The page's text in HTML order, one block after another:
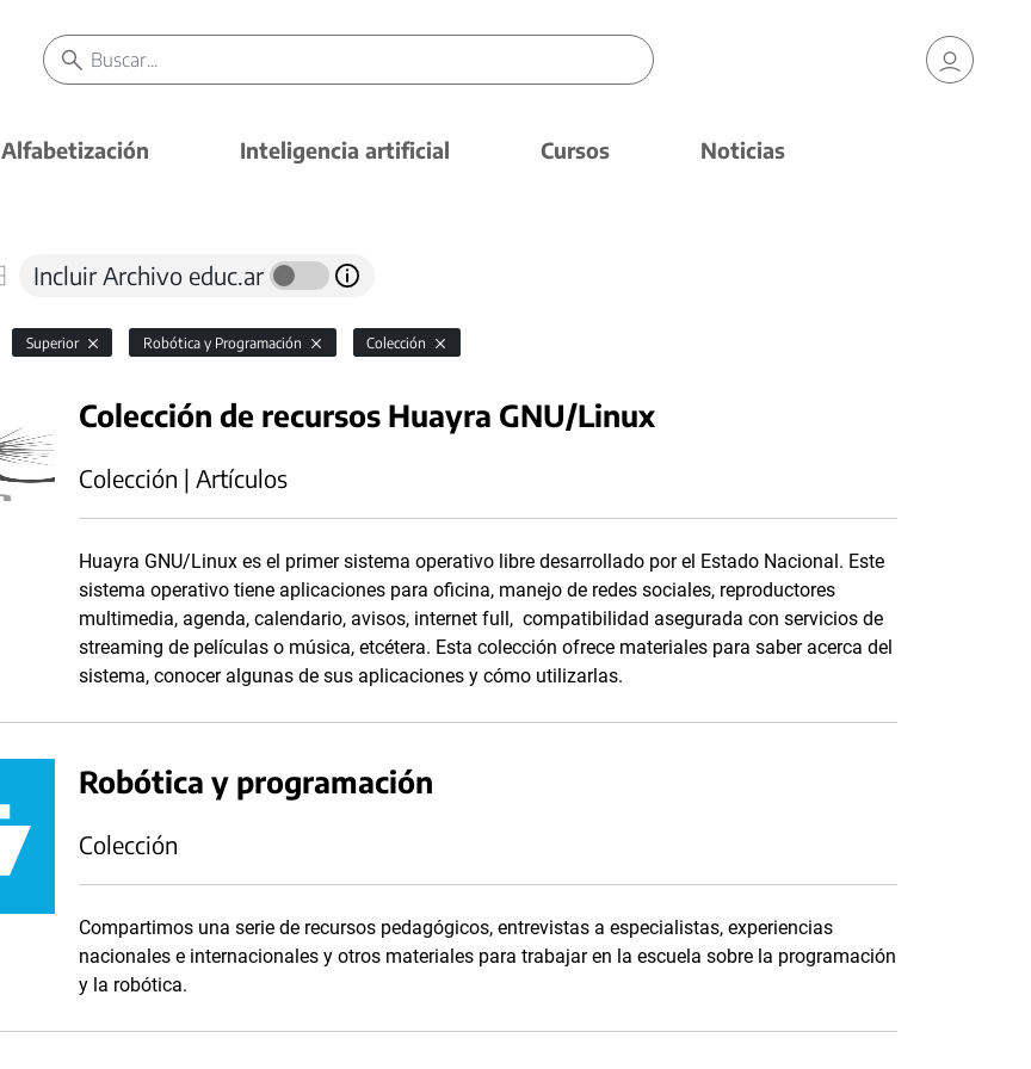
Alfabetización Inteligencia artificial Cursos Noticias
Incluir Archivo educ.ar
Superior Robótica y Programación Colección
Colección de recursos Huayra GNU/Linux
Colección | Artículos
Huayra GNU/Linux es el primer sistema operativo libre desarrollado por el Estado Nacional. Este
sistema operativo tiene aplicaciones para oficina, manejo de redes sociales, reproductores
multimedia, agenda, calendario, avisos, internet full, compatibilidad asegurada con servicios de
streaming de películas o música, etcétera. Esta colección ofrece materiales para saber acerca del
sistema, conocer algunas de sus aplicaciones y cómo utilizarlas.
Robótica y programación
Colección
Compartimos una serie de recursos pedagógicos, entrevistas a especialistas, experiencias
nacionales e internacionales y otros materiales para trabajar en la escuela sobre la programación
y la robótica.